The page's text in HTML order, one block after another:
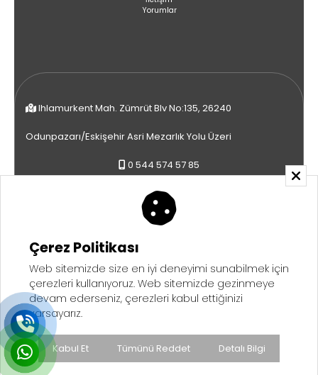
Yorumlar
Ihlamurkent Mah. Zümrüt Blv No:135, 26240
Odunpazarı/Eskişehir Asri Mezarlık Yolu Üzeri
0 544 574 57 85
0 536 576 85 55
muratkose96@gmail.com
Copyright © 2026 - Saruhan Web Ajans | Tüm Hakları Saklıdır
Aydınlatma Metni
Çerez Politikası
Web sitemizde size en iyi deneyimi sunabilmek için
çerezleri kullanıyoruz. Web sitemizde gezinmeye
devam ederseniz, çerezleri kabul ettiğinizi
varsayarız.
Kabul Et Tümünü Reddet Detalı Bilgi